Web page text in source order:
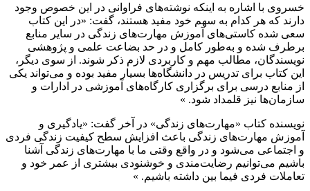
خسروی با اشاره به اینکه نوشته‌های فراوانی در این خصوص وجود
دارند که هر کدام به سهم خود مفید هستند، گفت: «در این کتاب
سعی شده کاستی‌های آموزش مهارت‌های زندگی در سایر منابع
برطرف شده و به‌طور کامل و در حد بضاعت علمی و پژوهشی
نویسندگان، مطالب مهم و کاربردی لازم ذکر شوند. از سوی دیگر،
این کتاب برای تدریس در دانشگاه‌ها بسیار مفید بوده و می‌تواند یکی
از منابع درسی برای برگزاری کارگاه‌های آموزشی در ادارات و
سازمان‌ها نیز قلمداد شود. »
نویسنده کتاب «مهارت‌های زندگی» در آخر گفت: «یادگیری و
آموزش مهارت‌های زندگی باعث افزایش سطح کیفیت زندگی فردی
و اجتماعی می‌شود و در واقع وقتی ما با مهارت‌های زندگی آشنا
باشیم می‌توانیم رضایت‌مندی و خوشنودی بیشتری از عمر خود و
تعاملات فردی فیما بین داشته باشیم. »